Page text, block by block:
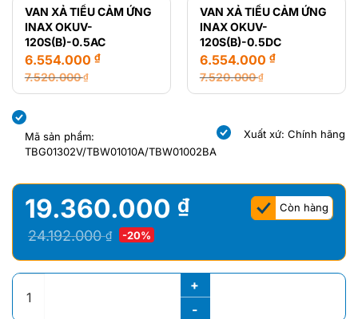
là:
740.000 ₫.
tại
là:
457.000 ₫.
là:
490.000 ₫.
tại
là:
292.000 ₫.
VAN XẢ TIỂU CẢM ỨNG
INAX OKUV-
120S(B)-0.5AC
7.520.000₫
Giá
gốc
là:
7.520.000 ₫.
6.554.000 ₫
Giá
hiện
tại
là:
6.554.000 ₫.
VAN XẢ TIỂU CẢM ỨNG
INAX OKUV-
120S(B)-0.5DC
7.520.000₫
Giá
7.520.000 ₫.
6.554.000 ₫
Giá
6.554.000 ₫.
Mã sản phẩm:
TBG01302V/TBW01010A/TBW01002BA
Xuất xứ: Chính hãng
24.192.000₫
Giá
là:
24.192.000 ₫.
19.360.000 ₫
Giá
tại
là:
19.360.000 ₫.
-20%
Còn hàng
Sen Cây Nhiệt Độ ToTo TBG01302V/TBW01010A/